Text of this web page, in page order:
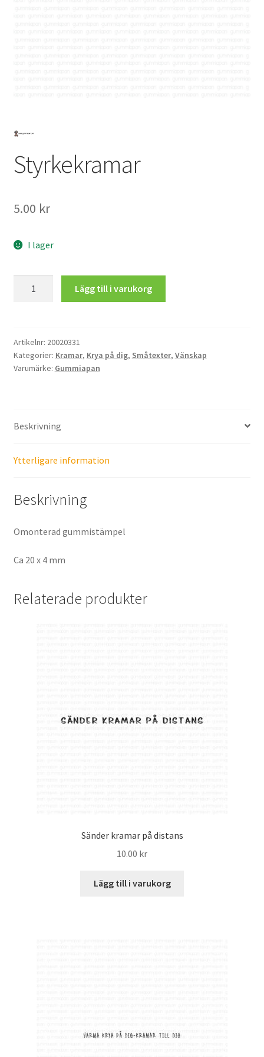
Styrkekramar
5.00 kr
I lager
Lägg till i varukorg
Artikelnr: 20020331
Kategorier: Kramar, Krya på dig, Småtexter, Vänskap
Varumärke: Gummiapan
Beskrivning
Ytterligare information
Beskrivning
Omonterad gummistämpel
Ca 20 x 4 mm
Relaterade produkter
Sänder kramar på distans
10.00 kr
Lägg till i varukorg